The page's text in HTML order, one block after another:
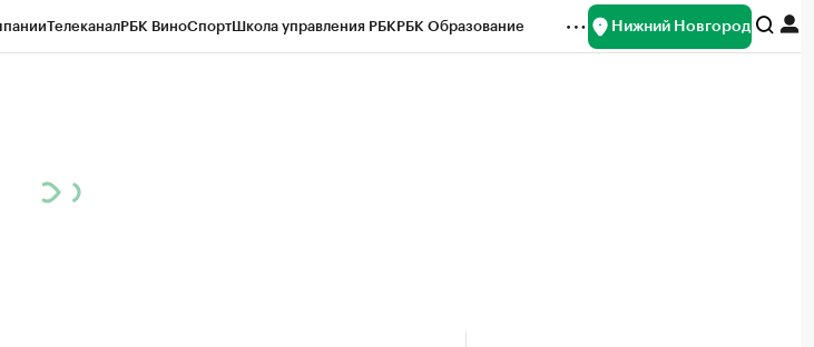
ТелеканалРБК ВиноСпортШкола управления РБКРБК Образование Нижний Новгород